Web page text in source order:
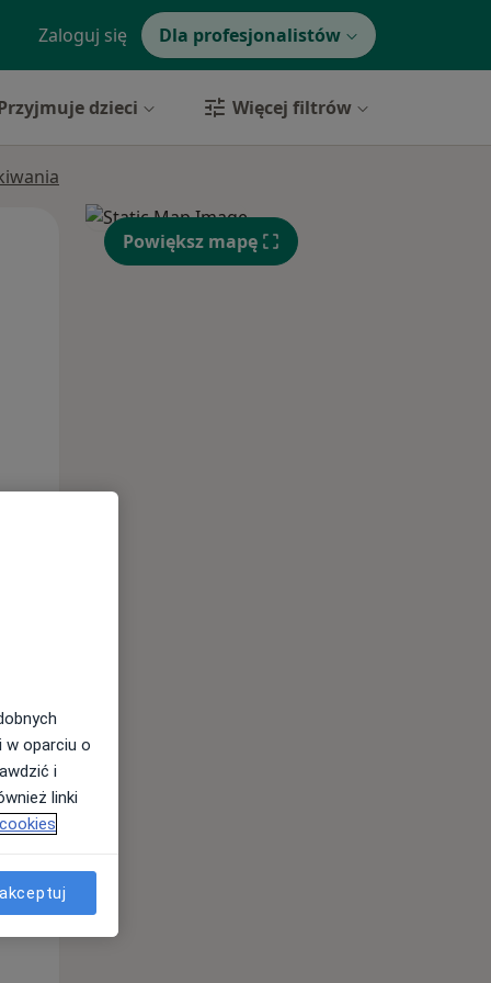
Zaloguj się Dla profesjonalistów
dzieci Więcej filtrów
Wt, Śr,
Pon,
10 Sie
Powiększ mapę
w oparciu o
i
linki